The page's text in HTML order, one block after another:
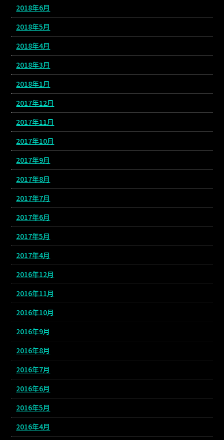
2018年6月
2018年5月
2018年4月
2018年3月
2018年1月
2017年12月
2017年11月
2017年10月
2017年9月
2017年8月
2017年7月
2017年6月
2017年5月
2017年4月
2016年12月
2016年11月
2016年10月
2016年9月
2016年8月
2016年7月
2016年6月
2016年5月
2016年4月